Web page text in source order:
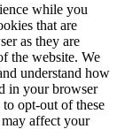
while you
that are
as they are
the website. We
understand how
in your browser
opt-out of these
affect your